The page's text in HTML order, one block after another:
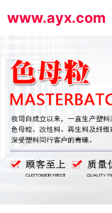
www.ayx.com